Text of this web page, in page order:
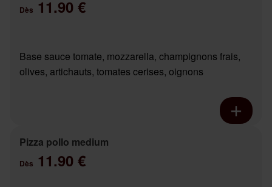
Dès 11.90 €
Base sauce tomate, mozzarella, champignons frais,
olives, artichauts, tomates cerises, oignons
Pizza pollo medium
Dès 11.90 €